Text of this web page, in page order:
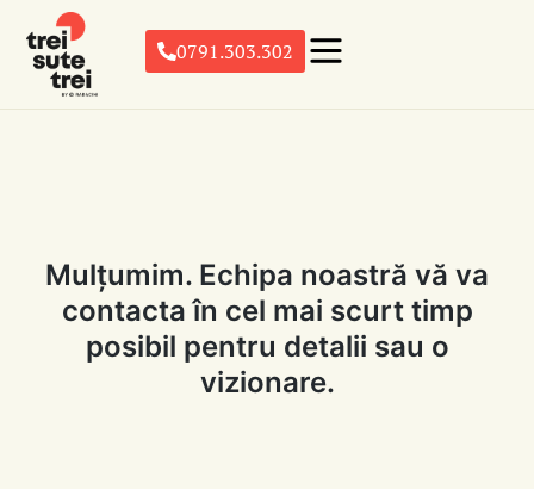
0791.303.302
Mulțumim. Echipa noastră vă va
contacta în cel mai scurt timp
posibil pentru detalii sau o
vizionare.